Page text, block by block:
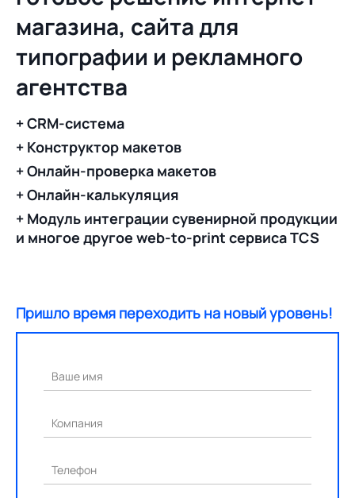
магазина, сайта для
типографии и рекламного
агентства
+ CRM-система
+ Конструктор макетов
+ Онлайн-проверка макетов
+ Онлайн-калькуляция
+ Модуль интеграции сувенирной продукции
и многое другое web-to-print сервиса TCS
Пришло время переходить на новый уровень!
Ваше имя
Компания
Телефон